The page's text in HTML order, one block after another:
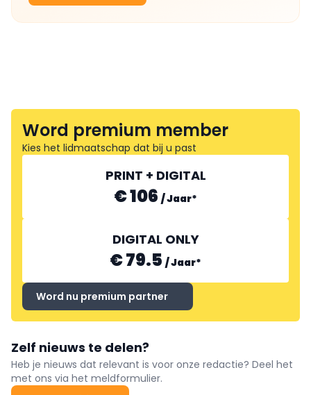
Word premium member
Kies het lidmaatschap dat bij u past
PRINT + DIGITAL
€ 106 /Jaar*
DIGITAL ONLY
€ 79.5 /Jaar*
Word nu premium partner
Zelf nieuws te delen?
Heb je nieuws dat relevant is voor onze redactie? Deel het
met ons via het meldformulier.